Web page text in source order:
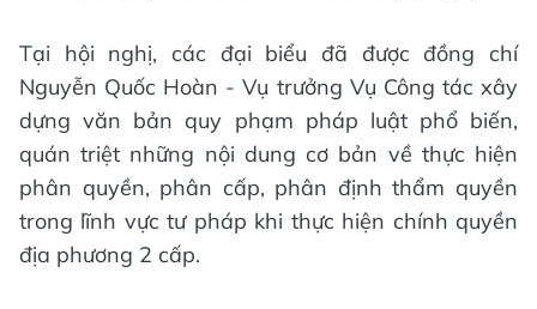
Tại hội nghị, các đại biểu đã được đồng chí
Nguyễn Quốc Hoàn - Vụ trưởng Vụ Công tác xây
dựng văn bản quy phạm pháp luật phổ biến,
quán triệt những nội dung cơ bản về thực hiện
phân quyền, phân cấp, phân định thẩm quyền
trong lĩnh vực tư pháp khi thực hiện chính quyền
địa phương 2 cấp.